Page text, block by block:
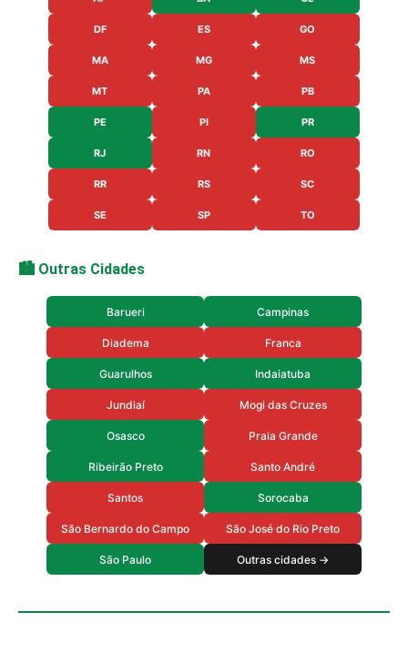
DF ES GO
MA MG MS
MT PA PB
PE PI PR
RJ RN RO
RR RS SC
SE SP TO
🏙️ Outras Cidades
Barueri Campinas
Diadema Franca
Guarulhos Indaiatuba
Jundiaí Mogi das Cruzes
Osasco Praia Grande
Ribeirão Preto Santo André
Santos Sorocaba
São Bernardo do Campo São José do Rio Preto
São Paulo Outras cidades →